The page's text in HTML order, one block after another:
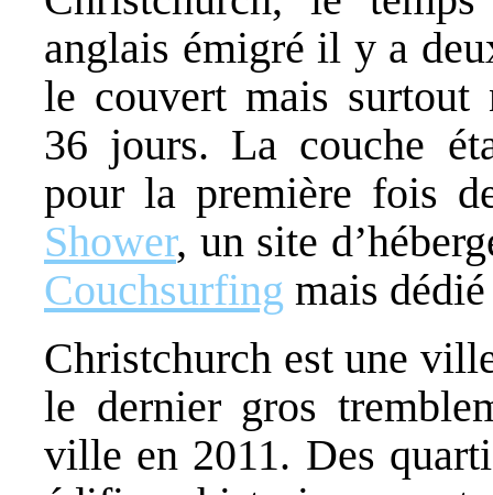
anglais émigré il y a
le couvert mais surtout
36 jours. La couche
pour la première fois
Shower, un site
Couchsurfing mais
Christchurch est une
le dernier gros
ville en 2011. Des